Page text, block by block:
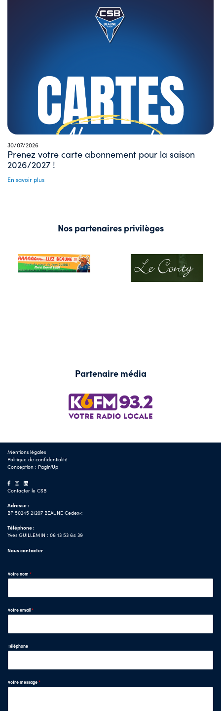
30/07/2026
Prenez votre carte abonnement pour la saison
2026/2027 !
En savoir plus
Nos partenaires privilèges
Partenaire média
Mentions légales
Politique de confidentialité
Conception : Pagin'Up
Contacter le CSB
Adresse :
BP 50245 21207 BEAUNE Cedex<
Téléphone :
Yves GUILLEMIN : 06 13 53 64 39
Nous contacter
Votre nom *
Votre email*
Téléphone
Votre message*